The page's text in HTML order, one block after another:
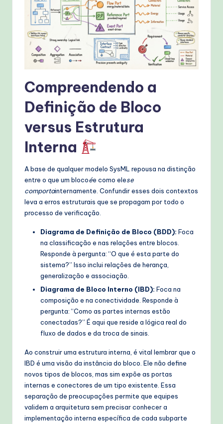
rn
T
M
Compreendendo a
Definição de Bloco
versus Estrutura
Interna
A base de qualquer modelo SysML repousa na distinção
entre o que um blocoée como elese
comportainternamente. Confundir esses dois contextos
leva a erros estruturais que se propagam por todo o
processo de verificação.
Diagrama de Definição de Bloco (BDD): Foca
na classificação e nas relações entre blocos.
Responde à pergunta: “O que é esta parte do
sistema?” Isso inclui relações de herança,
generalização e associação.
Diagrama de Bloco Interno (IBD): Foca na
composição e na conectividade. Responde à
pergunta: “Como as partes internas estão
conectadas?” É aqui que reside a lógica real do
fluxo de dados e da troca de sinais.
Ao construir uma estrutura interna, é vital lembrar que o
IBD é uma visão da instância do bloco. Ele não define
novos tipos de blocos, mas sim expõe as portas
internas e conectores de um tipo existente. Essa
separação de preocupações permite que equipes
validem a arquitetura sem precisar conhecer a
implementação interna específica de cada subparte